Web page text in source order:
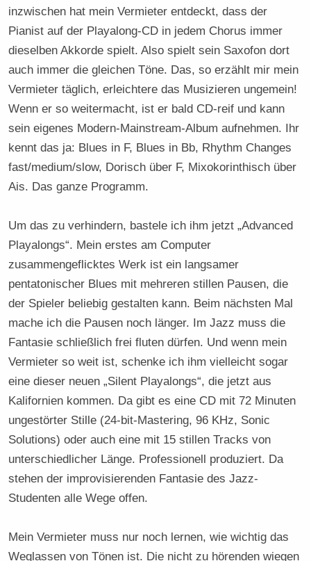
inzwischen hat mein Vermieter entdeckt, dass der
Pianist auf der Playalong-CD in jedem Chorus immer
dieselben Akkorde spielt. Also spielt sein Saxofon dort
auch immer die gleichen Töne. Das, so erzählt mir mein
Vermieter täglich, erleichtere das Musizieren ungemein!
Wenn er so weitermacht, ist er bald CD-reif und kann
sein eigenes Modern-Mainstream-Album aufnehmen. Ihr
kennt das ja: Blues in F, Blues in Bb, Rhythm Changes
fast/medium/slow, Dorisch über F, Mixokorinthisch über
Ais. Das ganze Programm.
Um das zu verhindern, bastele ich ihm jetzt „Advanced
Playalongs“. Mein erstes am Computer
zusammengeflicktes Werk ist ein langsamer
pentatonischer Blues mit mehreren stillen Pausen, die
der Spieler beliebig gestalten kann. Beim nächsten Mal
mache ich die Pausen noch länger. Im Jazz muss die
Fantasie schließlich frei fluten dürfen. Und wenn mein
Vermieter so weit ist, schenke ich ihm vielleicht sogar
eine dieser neuen „Silent Playalongs“, die jetzt aus
Kalifornien kommen. Da gibt es eine CD mit 72 Minuten
ungestörter Stille (24-bit-Mastering, 96 KHz, Sonic
Solutions) oder auch eine mit 15 stillen Tracks von
unterschiedlicher Länge. Professionell produziert. Da
stehen der improvisierenden Fantasie des Jazz-
Studenten alle Wege offen.
Mein Vermieter muss nur noch lernen, wie wichtig das
Weglassen von Tönen ist. Die nicht zu hörenden wiegen